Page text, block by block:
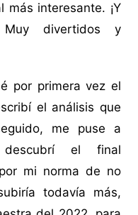
más interesante. ¡Y
Muy divertidos y
por primera vez el
el análisis que
me puse a
el final
mi norma de no
todavía más,